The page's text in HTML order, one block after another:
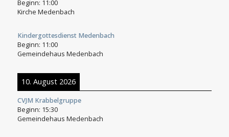
Beginn: 11:00
Kirche Medenbach
Kindergottesdienst Medenbach
Beginn: 11:00
Gemeindehaus Medenbach
10. August 2026
CVJM Krabbelgruppe
Beginn: 15:30
Gemeindehaus Medenbach